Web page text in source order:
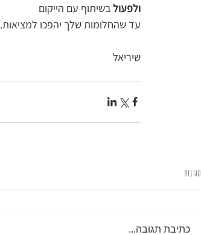
ולפעול בשיתוף עם הייקום
עד שהחלומות שלך יהפכו למציאות.
שיריאל
תגובות
כתיבת תגובה...